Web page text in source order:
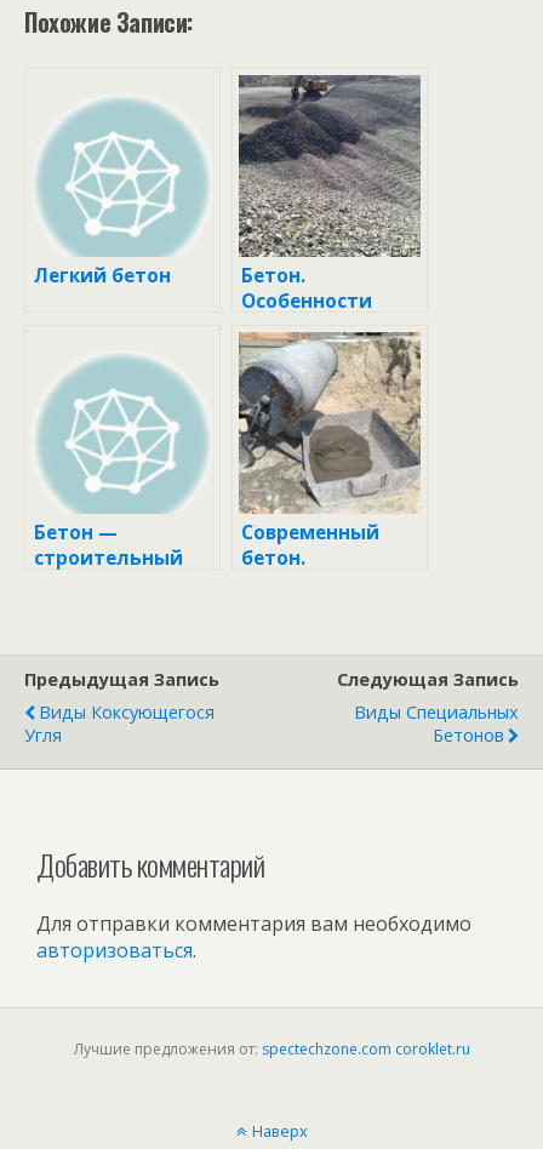
Похожие Записи:
Легкий бетон
Бетон.
Особенности
Бетон —
строительный
Современный
бетон.
Предыдущая Запись
Виды Коксующегося
Угля
Следующая Запись
Виды Специальных
Бетонов
Добавить комментарий
Для отправки комментария вам необходимо
авторизоваться.
Лучшие предложения от: spectechzone.com coroklet.ru
Наверх